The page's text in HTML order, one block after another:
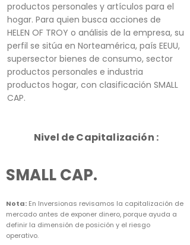
productos personales y artículos para el
hogar. Para quien busca acciones de
HELEN OF TROY o análisis de la empresa, su
perfil se sitúa en Norteamérica, país EEUU,
supersector bienes de consumo, sector
productos personales e industria
productos hogar, con clasificación SMALL
CAP.
Nivel de Capitalización :
SMALL CAP.
Nota: En Inversionas revisamos la capitalización de
mercado antes de exponer dinero, porque ayuda a
definir la dimensión de posición y el riesgo
operativo.